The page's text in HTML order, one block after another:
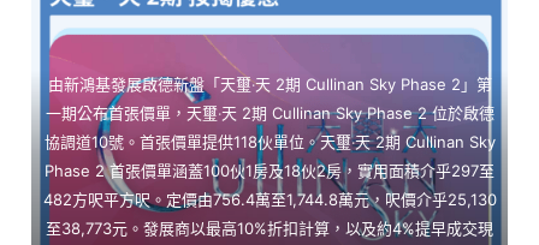
由新鴻基發展啟德新盤「天璽‧天 2期 Cullinan Sky Phase 2」第
一期公布首張價單，天璽‧天 2期 Cullinan Sky Phase 2 位於啟德
協調道10號。首張價單提供118伙單位。天璽‧天 2期 Cullinan Sky
Phase 2 首張價單涵蓋100伙1房及18伙2房，實用面積介乎297至
482方呎平方呎。定價由756.4萬至1,744.8萬元，呎價介乎25,130
至38,773元。發展商以最高10%折扣計算，以及約4%提早成交現